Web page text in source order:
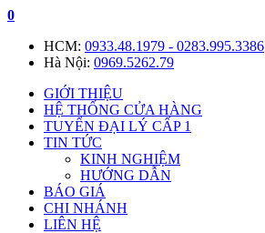
0
HCM: 0933.48.1979 - 0283.995.3386
Hà Nội: 0969.5262.79
GIỚI THIỆU
HỆ THỐNG CỬA HÀNG
TUYỂN ĐẠI LÝ CẤP 1
TIN TỨC
KINH NGHIỆM
HƯỚNG DẪN
BÁO GIÁ
CHI NHÁNH
LIÊN HỆ